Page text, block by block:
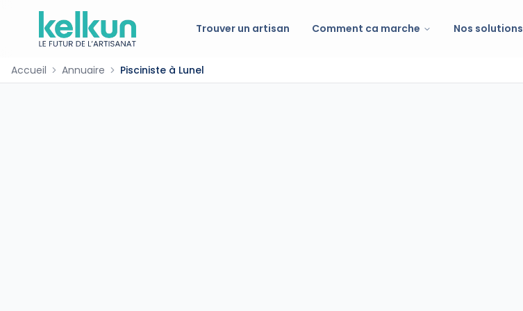
Trouver un artisan Comment ca marche Nos solutions
Accueil Annuaire Pisciniste à Lunel